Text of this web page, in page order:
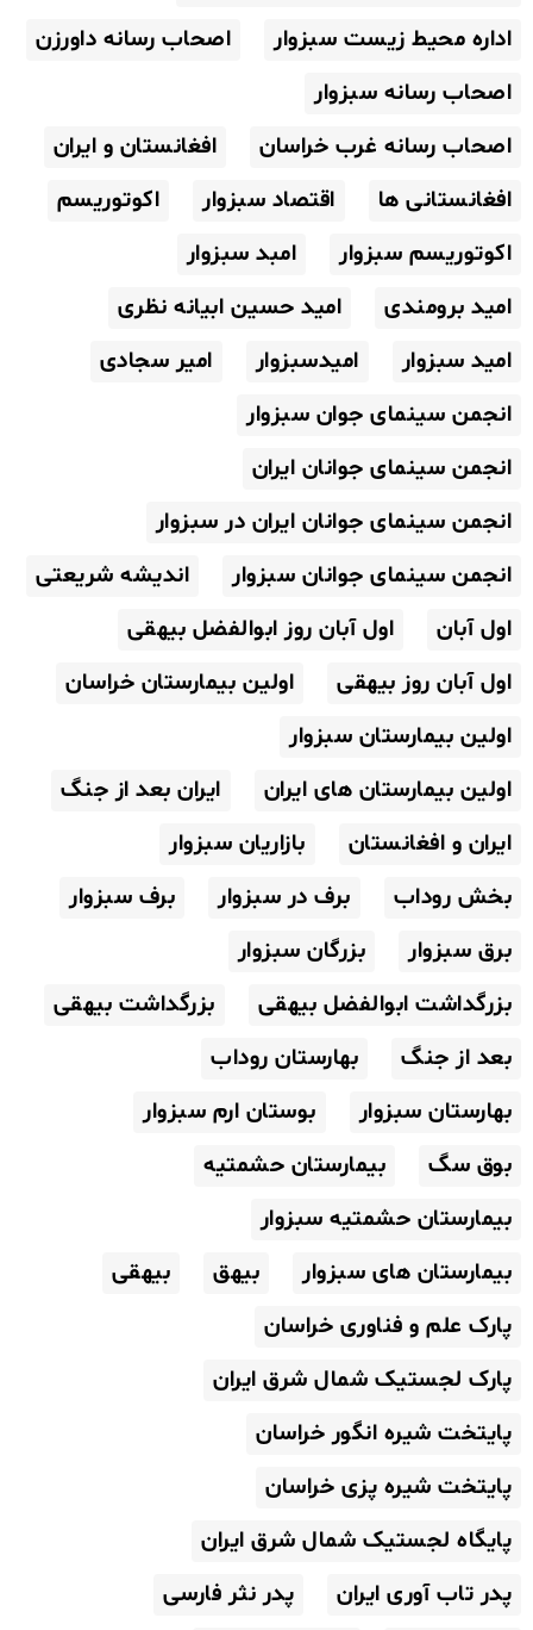
اداره محیط زیست سبزوار
اصحاب رسانه داورزن
اصحاب رسانه سبزوار
اصحاب رسانه غرب خراسان
افغانستان و ایران
افغانستانی ها
اقتصاد سبزوار
اکوتوریسم
اکوتوریسم سبزوار
امبد سبزوار
امید برومندی
امید حسین ابیانه نظری
امید سبزوار
امیدسبزوار
امیر سجادی
انجمن سینمای جوان سبزوار
انجمن سینمای جوانان ایران
انجمن سینمای جوانان ایران در سبزوار
انجمن سینمای جوانان سبزوار
اندیشه شریعتی
اول آبان
اول آبان روز ابوالفضل بیهقی
اول آبان روز بیهقی
اولین بیمارستان خراسان
اولین بیمارستان سبزوار
اولین بیمارستان های ایران
ایران بعد از جنگ
ایران و افغانستان
بازاریان سبزوار
بخش روداب
برف در سبزوار
برف سبزوار
برق سبزوار
بزرگان سبزوار
بزرگداشت ابوالفضل بیهقی
بزرگداشت بیهقی
بعد از جنگ
بهارستان روداب
بهارستان سبزوار
بوستان ارم سبزوار
بوق سگ
بیمارستان حشمتیه
بیمارستان حشمتیه سبزوار
بیمارستان های سبزوار
بیهق
بیهقی
پارک علم و فناوری خراسان
پارک لجستیک شمال شرق ایران
پایتخت شیره انگور خراسان
پایتخت شیره پزی خراسان
پایگاه لجستیک شمال شرق ایران
پدر تاب آوری ایران
پدر نثر فارسی